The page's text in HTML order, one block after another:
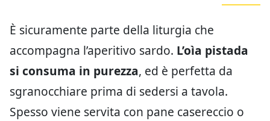
È sicuramente parte della liturgia che
accompagna l’aperitivo sardo. L’oìa pistada
si consuma in purezza, ed è perfetta da
sgranocchiare prima di sedersi a tavola.
Spesso viene servita con pane casereccio o